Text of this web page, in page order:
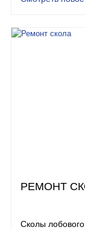
РЕМОНТ
Сколы